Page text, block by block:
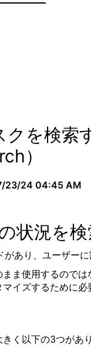
を検索
）
23/24 04:45 AM
状況を
あり、ユーザー
ま使用するので
イズするために必
く以下の3つがあ